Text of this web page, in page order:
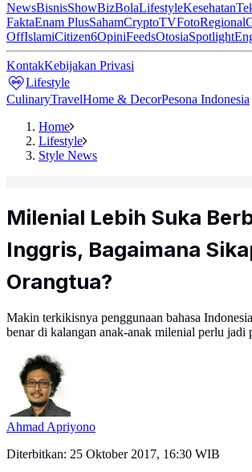
NewsBisnisShowBizBolaLifestyleKesehatan
FaktaEnam PlusSahamCryptoTVFotoRegional
OffIslamiCitizen6OpiniFeedsOtosiaSpotlight
KontakKebijakan Privasi
Lifestyle
CulinaryTravelHome & DecorPesona Indonesia
Home
Lifestyle
Style News
Milenial Lebih Suka
Inggris, Bagaimana
Orangtua?
Makin terkikisnya penggunaan bahasa
benar di kalangan anak-anak milenial perlu jadi
Ahmad Apriyono
Diterbitkan: 25 Oktober 2017, 16:30 WIB